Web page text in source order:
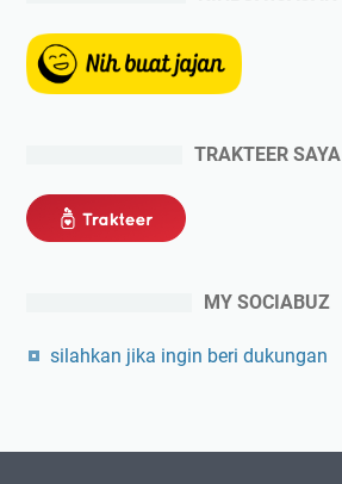
TRAKTEER SAYA
MY SOCIABUZ
silahkan jika ingin beri dukungan